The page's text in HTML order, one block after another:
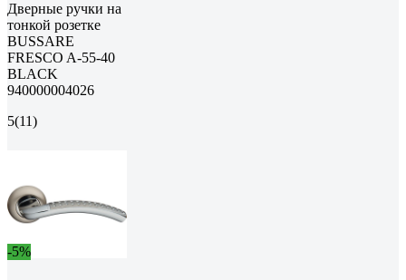
Дверные ручки на
тонкой розетке
BUSSARE
FRESCO A-55-40
BLACK
940000004026
5(11)
-5%